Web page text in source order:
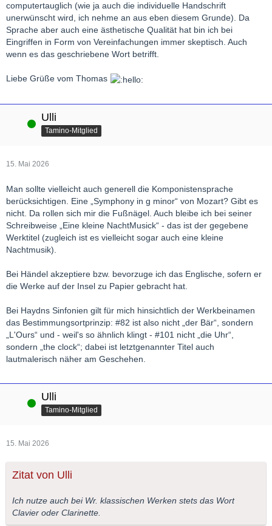
computertauglich (wie ja auch die individuelle Handschrift
unerwünscht wird, ich nehme an aus eben diesem Grunde). Da
Sprache aber auch eine ästhetische Qualität hat bin ich bei
Eingriffen in Form von Vereinfachungen immer skeptisch. Auch
wenn es das geschriebene Wort betrifft.
Liebe Grüße vom Thomas
Online Ulli
Tamino-Mitglied
15. Mai 2026
Man sollte vielleicht auch generell die Komponistensprache
berücksichtigen. Eine „Symphony in g minor“ von Mozart? Gibt es
nicht. Da rollen sich mir die Fußnägel. Auch bleibe ich bei seiner
Schreibweise „Eine kleine NachtMusick“ - das ist der gegebene
Werktitel (zugleich ist es vielleicht sogar auch eine kleine
Nachtmusik).
Bei Händel akzeptiere bzw. bevorzuge ich das Englische, sofern er
die Werke auf der Insel zu Papier gebracht hat.
Bei Haydns Sinfonien gilt für mich hinsichtlich der Werkbeinamen
das Bestimmungsortprinzip: #82 ist also nicht „der Bär“, sondern
„L'Ours“ und - weil's so ähnlich klingt - #101 nicht „die Uhr“,
sondern „the clock“; dabei ist letztgenannter Titel auch
lautmalerisch näher am Geschehen.
Online Ulli
Tamino-Mitglied
15. Mai 2026
Zitat von Ulli
Ich nutze auch bei Wr. klassischen Werken stets das Wort
Clavier oder Clarinette.